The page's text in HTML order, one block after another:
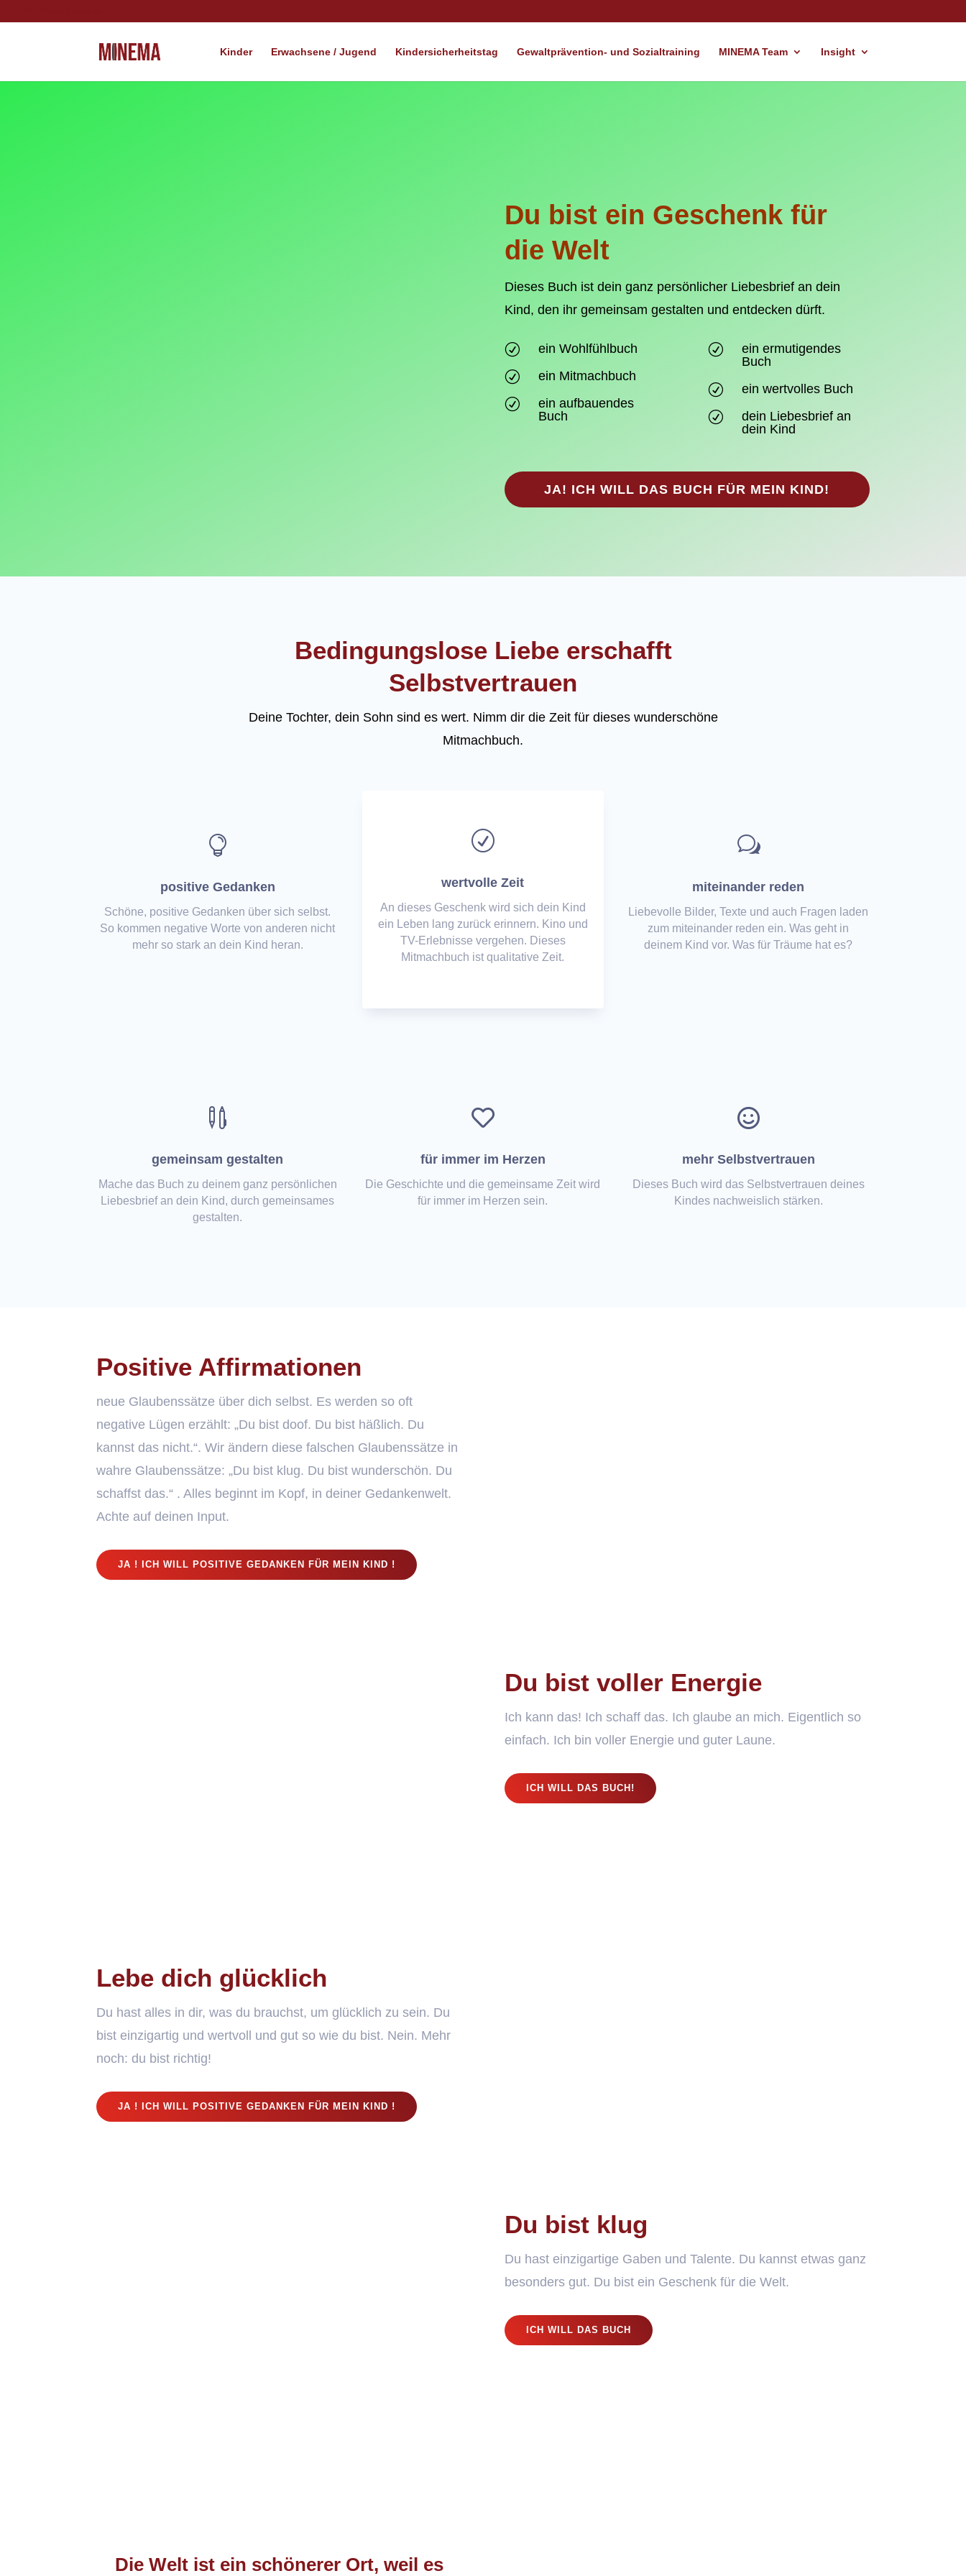
Kinder Erwachsene / Jugend Kindersicherheitstag Gewaltprävention- und Sozialtraining MINEMA Team Insight
Du bist ein Geschenk für
die Welt
Dieses Buch ist dein ganz persönlicher Liebesbrief an dein
Kind, den ihr gemeinsam gestalten und entdecken dürft.
R
ein Wohlfühlbuch
R
ein Mitmachbuch
R
ein aufbauendes
Buch
R
ein ermutigendes
Buch
R
ein wertvolles Buch
R
dein Liebesbrief an
dein Kind
JA! ICH WILL DAS BUCH FÜR MEIN KIND!
Bedingungslose Liebe erschafft
Selbstvertrauen
Deine Tochter, dein Sohn sind es wert. Nimm dir die Zeit für dieses wunderschöne
Mitmachbuch.

positive Gedanken
Schöne, positive Gedanken über sich selbst.
So kommen negative Worte von anderen nicht
mehr so stark an dein Kind heran.
R
wertvolle Zeit
An dieses Geschenk wird sich dein Kind
ein Leben lang zurück erinnern. Kino und
TV-Erlebnisse vergehen. Dieses
Mitmachbuch ist qualitative Zeit.
w
miteinander reden
Liebevolle Bilder, Texte und auch Fragen laden
zum miteinander reden ein. Was geht in
deinem Kind vor. Was für Träume hat es?

gemeinsam gestalten
Mache das Buch zu deinem ganz persönlichen
Liebesbrief an dein Kind, durch gemeinsames
gestalten.

für immer im Herzen
Die Geschichte und die gemeinsame Zeit wird
für immer im Herzen sein.

mehr Selbstvertrauen
Dieses Buch wird das Selbstvertrauen deines
Kindes nachweislich stärken.
Positive Affirmationen
neue Glaubenssätze über dich selbst. Es werden so oft
negative Lügen erzählt: „Du bist doof. Du bist häßlich. Du
kannst das nicht.“. Wir ändern diese falschen Glaubenssätze in
wahre Glaubenssätze: „Du bist klug. Du bist wunderschön. Du
schaffst das.“ . Alles beginnt im Kopf, in deiner Gedankenwelt.
Achte auf deinen Input.
JA ! ICH WILL POSITIVE GEDANKEN FÜR MEIN KIND !
Du bist voller Energie
Ich kann das! Ich schaff das. Ich glaube an mich. Eigentlich so
einfach. Ich bin voller Energie und guter Laune.
ICH WILL DAS BUCH!
Lebe dich glücklich
Du hast alles in dir, was du brauchst, um glücklich zu sein. Du
bist einzigartig und wertvoll und gut so wie du bist. Nein. Mehr
noch: du bist richtig!
JA ! ICH WILL POSITIVE GEDANKEN FÜR MEIN KIND !
Du bist klug
Du hast einzigartige Gaben und Talente. Du kannst etwas ganz
besonders gut. Du bist ein Geschenk für die Welt.
ICH WILL DAS BUCH
Die Welt ist ein schönerer Ort, weil es